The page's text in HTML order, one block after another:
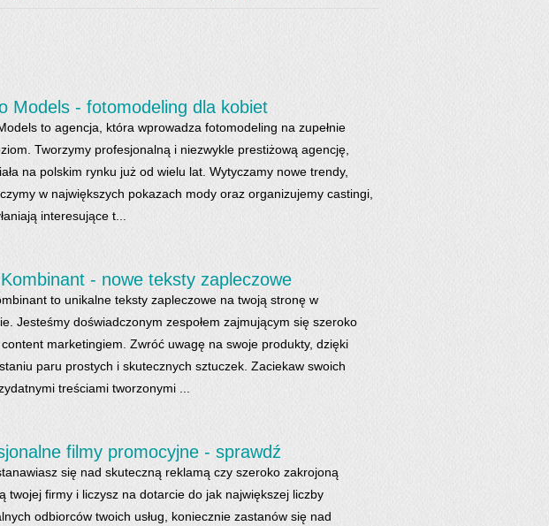
Models - fotomodeling dla kobiet
to agencja, która wprowadza fotomodeling na zupełnie
Tworzymy profesjonalną i niezwykle prestiżową agencję,
na polskim rynku już od wielu lat. Wytyczamy nowe trendy,
w największych pokazach mody oraz organizujemy castingi,
interesujące t...
- nowe teksty zapleczowe
to unikalne teksty zapleczowe na twoją stronę w
Jesteśmy doświadczonym zespołem zajmującym się szeroko
marketingiem. Zwróć uwagę na swoje produkty, dzięki
paru prostych i skutecznych sztuczek. Zaciekaw swoich
treściami tworzonymi ...
filmy promocyjne - sprawdź
się nad skuteczną reklamą czy szeroko zakrojoną
twojej firmy i liczysz na dotarcie do jak największej liczby
odbiorców twoich usług, koniecznie zastanów się nad